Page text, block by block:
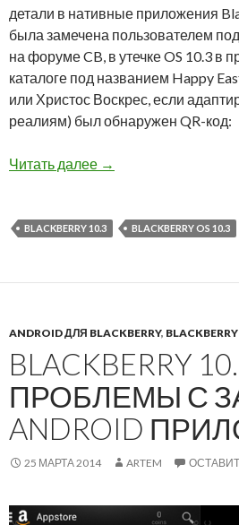
детали в нативные приложения
была замечена пользователем
на форуме CB, в утечке OS 10.3 в
каталоге под названием Happy
или Христос Воскрес, если
реалиям) был обнаружен QR-код:
Читать далее Таинственное
→
BLACKBERRY 10.3 BLACKBERRY OS 10.3
ANDROID ДЛЯ BLACKBERRY,
BLACKBERRY
ПРОБЛЕМЫ С
ANDROID
25 МАРТА 2014 ARTEM